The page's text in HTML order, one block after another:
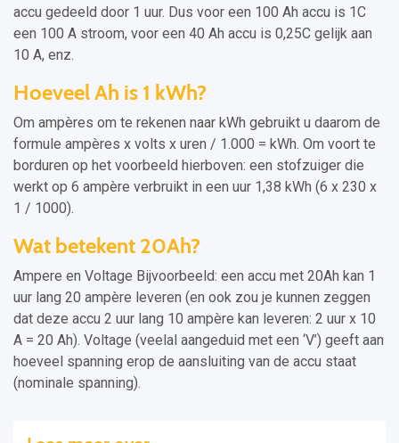
accu gedeeld door 1 uur. Dus voor een 100 Ah accu is 1C
een 100 A stroom, voor een 40 Ah accu is 0,25C gelijk aan
10 A, enz.
Hoeveel Ah is 1 kWh?
Om ampères om te rekenen naar kWh gebruikt u daarom de
formule ampères x volts x uren / 1.000 = kWh. Om voort te
borduren op het voorbeeld hierboven: een stofzuiger die
werkt op 6 ampère verbruikt in een uur 1,38 kWh (6 x 230 x
1 / 1000).
Wat betekent 20Ah?
Ampere en Voltage Bijvoorbeeld: een accu met 20Ah kan 1
uur lang 20 ampère leveren (en ook zou je kunnen zeggen
dat deze accu 2 uur lang 10 ampère kan leveren: 2 uur x 10
A = 20 Ah). Voltage (veelal aangeduid met een ‘V’) geeft aan
hoeveel spanning erop de aansluiting van de accu staat
(nominale spanning).